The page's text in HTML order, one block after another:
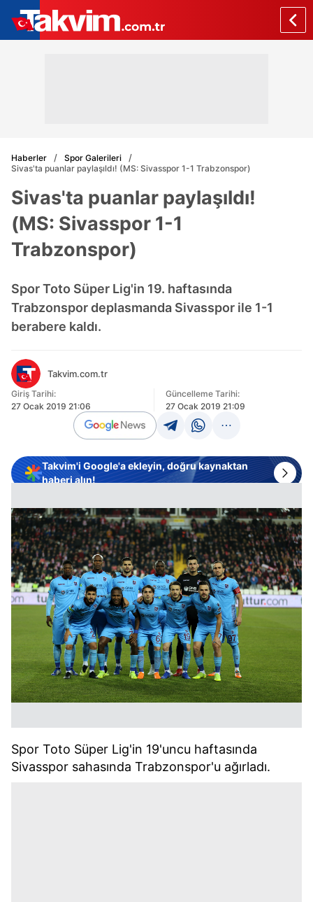
Haberler
Spor Galerileri
Sivas'ta puanlar paylaşıldı! (MS: Sivasspor 1-1 Trabzonspor)
Sivas'ta puanlar paylaşıldı!
(MS: Sivasspor 1-1
Trabzonspor)
Spor Toto Süper Lig'in 19. haftasında
Trabzonspor deplasmanda Sivasspor ile 1-1
berabere kaldı.
Takvim.com.tr
Giriş Tarihi:
27 Ocak 2019 21:06
Güncelleme Tarihi:
27 Ocak 2019 21:09
Takvim'i Google'a ekleyin, doğru kaynaktan
haberi alın!
Spor Toto Süper Lig'in 19'uncu haftasında
Sivasspor sahasında Trabzonspor'u ağırladı.